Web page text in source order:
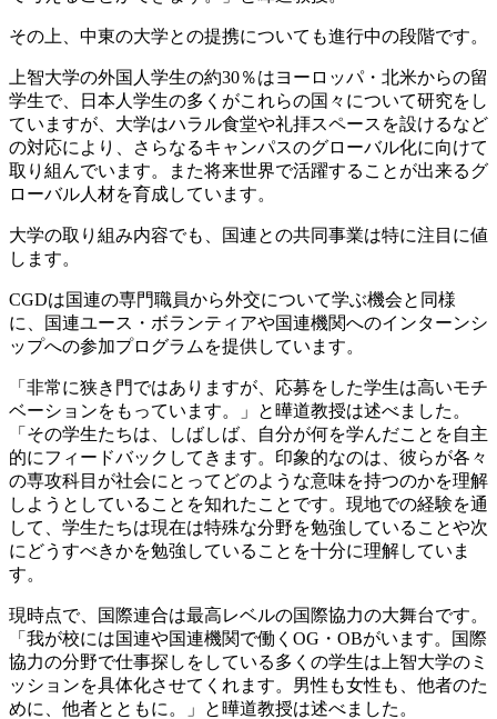
その上、中東の大学との提携についても進行中の段階です。
上智大学の外国人学生の約30％はヨーロッパ・北米からの留
学生で、日本人学生の多くがこれらの国々について研究をし
ていますが、大学はハラル食堂や礼拝スペースを設けるなど
の対応により、さらなるキャンパスのグローバル化に向けて
取り組んでいます。また将来世界で活躍することが出来るグ
ローバル人材を育成しています。
大学の取り組み内容でも、国連との共同事業は特に注目に値
します。
CGDは国連の専門職員から外交について学ぶ機会と同様
に、国連ユース・ボランティアや国連機関へのインターンシ
ップへの参加プログラムを提供しています。
「非常に狭き門ではありますが、応募をした学生は高いモチ
ベーションをもっています。」と曄道教授は述べました。
「その学生たちは、しばしば、自分が何を学んだことを自主
的にフィードバックしてきます。印象的なのは、彼らが各々
の専攻科目が社会にとってどのような意味を持つのかを理解
しようとしていることを知れたことです。現地での経験を通
して、学生たちは現在は特殊な分野を勉強していることや次
にどうすべきかを勉強していることを十分に理解していま
す。
現時点で、国際連合は最高レベルの国際協力の大舞台です。
「我が校には国連や国連機関で働くOG・OBがいます。国際
協力の分野で仕事探しをしている多くの学生は上智大学のミ
ッションを具体化させてくれます。男性も女性も、他者のた
めに、他者とともに。」と曄道教授は述べました。